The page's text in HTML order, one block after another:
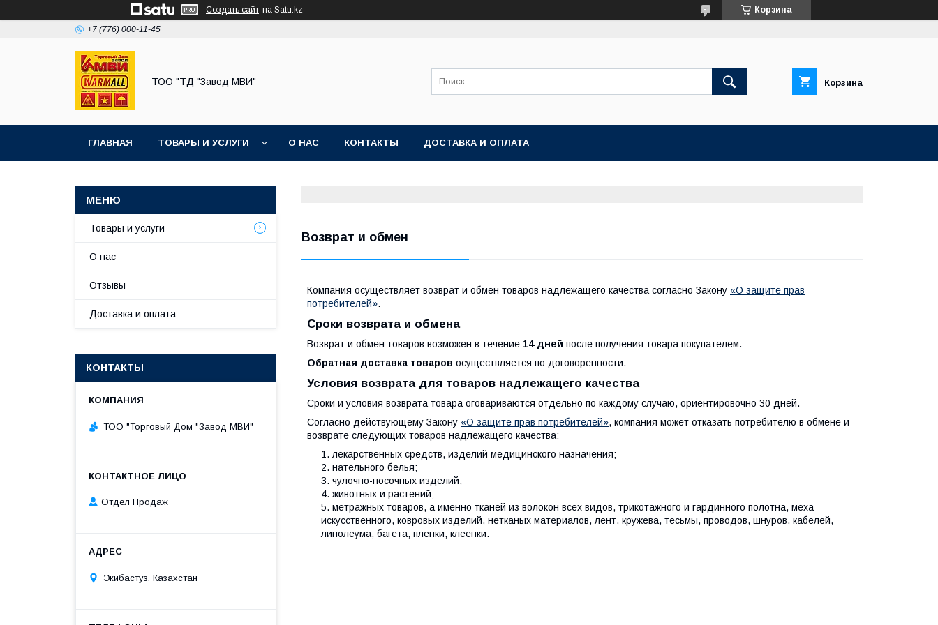
Создать сайт на Satu.kz Корзина
+7 (776) 000-11-45
ТОО "ТД "Завод МВИ" Корзина
ГЛАВНАЯ ТОВАРЫ И УСЛУГИ О НАС КОНТАКТЫ ДОСТАВКА И ОПЛАТА
Возврат и обмен
Компания осуществляет возврат и обмен товаров надлежащего качества согласно Закону «О защите прав
потребителей».
Сроки возврата и обмена
Возврат и обмен товаров возможен в течение 14 дней после получения товара покупателем.
Обратная доставка товаров осуществляется по договоренности.
Условия возврата для товаров надлежащего качества
Сроки и условия возврата товара оговариваются отдельно по каждому случаю, ориентировочно 30 дней.
Согласно действующему Закону «О защите прав потребителей», компания может отказать потребителю в обмене и
возврате следующих товаров надлежащего качества:
лекарственных средств, изделий медицинского назначения;
нательного белья;
чулочно-носочных изделий;
животных и растений;
метражных товаров, а именно тканей из волокон всех видов, трикотажного и гардинного полотна, меха
искусственного, ковровых изделий, нетканых материалов, лент, кружева, тесьмы, проводов, шнуров, кабелей,
линолеума, багета, пленки, клеенки.
Товары и услуги
О нас
Отзывы
Доставка и оплата
КОНТАКТЫ
ТОО "Торговый Дом "Завод МВИ"
Отдел Продаж
Экибастуз, Казахстан